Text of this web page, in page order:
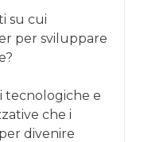
su cui
per sviluppare
tecnologiche e
che i
divenire